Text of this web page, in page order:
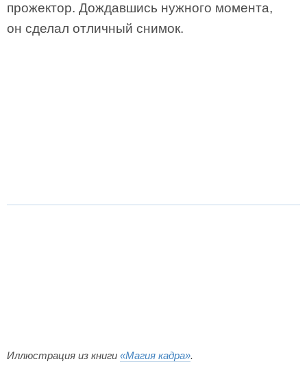
прожектор. Дождавшись нужного момента,
он сделал отличный снимок.
Иллюстрация из книги «Магия кадра».